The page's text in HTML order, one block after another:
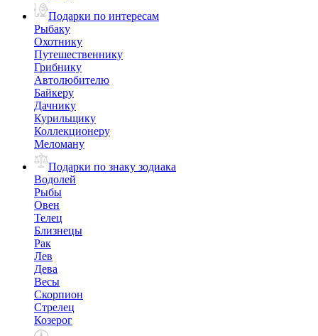
Подарки по интересам
Рыбаку
Охотнику
Путешественнику
Грибнику
Автолюбителю
Байкеру
Дачнику
Курильщику
Коллекционеру
Меломану
Подарки по знаку зодиака
Водолей
Рыбы
Овен
Телец
Близнецы
Рак
Лев
Дева
Весы
Скорпион
Стрелец
Козерог